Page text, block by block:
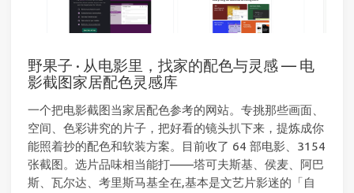
野果子 · 从电影里，找家的配色与灵感 — 电
影截图家居配色灵感库
一个把电影截图当家居配色参考的网站。专挑那些画面、
空间、色彩讲究的片子，把好看的镜头扒下来，提炼成你
能照着抄的配色和软装方案。目前收了 64 部电影、3154
张截图。选片品味相当能打——塔可夫斯基、侯麦、阿巴
斯、瓦尔达、考里斯马基全在,基本是文艺片影迷的「自